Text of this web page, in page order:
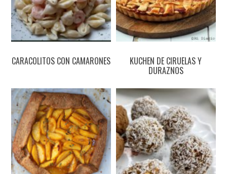
CARACOLITOS CON CAMARONES KUCHEN DE CIRUELAS Y
DURAZNOS